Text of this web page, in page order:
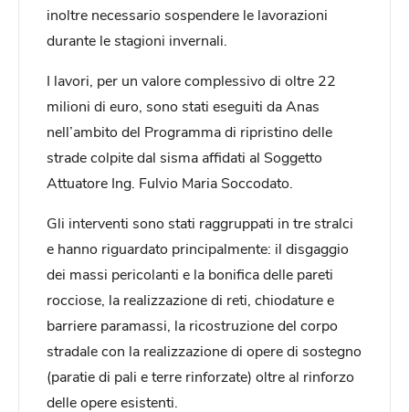
inoltre necessario sospendere le lavorazioni
durante le stagioni invernali.
I lavori, per un valore complessivo di oltre 22
milioni di euro, sono stati eseguiti da Anas
nell’ambito del Programma di ripristino delle
strade colpite dal sisma affidati al Soggetto
Attuatore Ing. Fulvio Maria Soccodato.
Gli interventi sono stati raggruppati in tre stralci
e hanno riguardato principalmente: il disgaggio
dei massi pericolanti e la bonifica delle pareti
rocciose, la realizzazione di reti, chiodature e
barriere paramassi, la ricostruzione del corpo
stradale con la realizzazione di opere di sostegno
(paratie di pali e terre rinforzate) oltre al rinforzo
delle opere esistenti.